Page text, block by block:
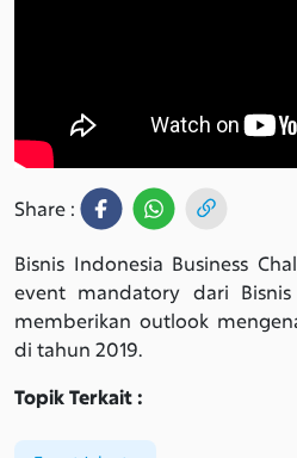
Share :
Bisnis Indonesia Business
event mandatory dari
memberikan outlook
di tahun 2019.
Topik Terkait :